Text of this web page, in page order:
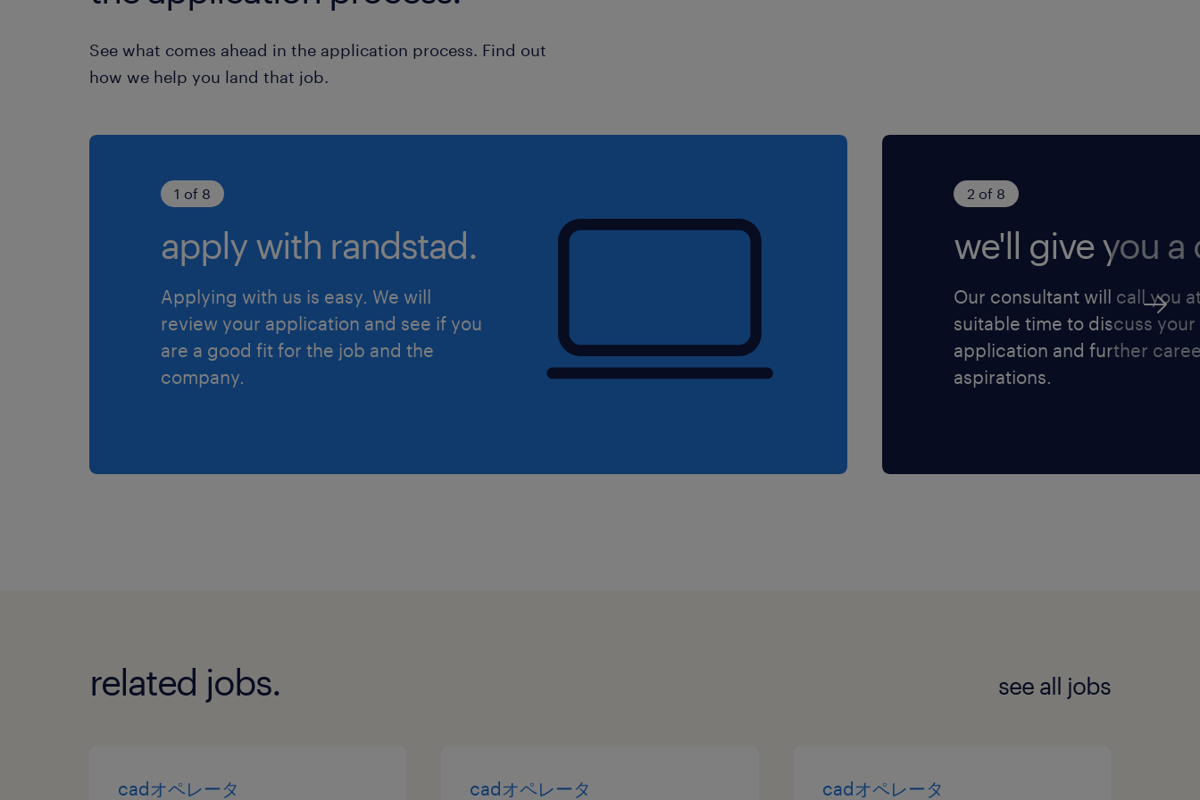
See what comes ahead in the application process. Find out
how we help you land that job.
1 of 8
apply with randstad.
Applying with us is easy. We will
review your application and see if you
are a good fit for the job and the
company.
2 of 8
we'll give you a
Our consultant will call you
suitable time to discuss your
application and further
aspirations.
related jobs. see all jobs
cadオペレータ cadオペレータ cadオペレータ